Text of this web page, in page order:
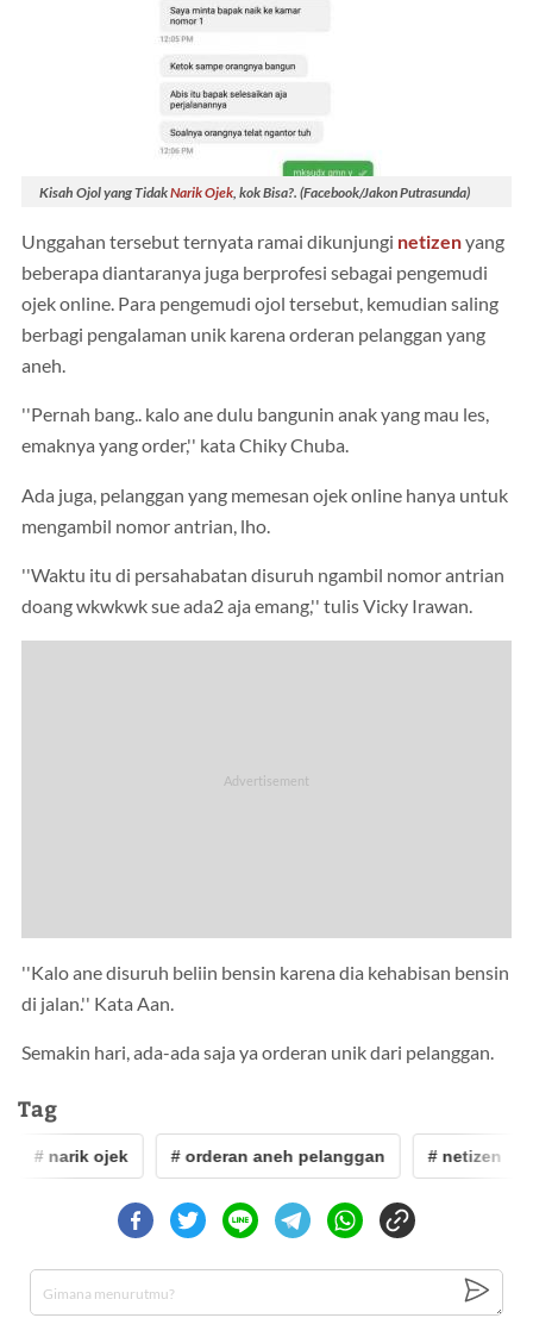
Kisah Ojol yang TidakNarik Ojek , kok Bisa?. (Facebook/Jakon Putrasunda)
Unggahan tersebut ternyata ramai dikunjungi netizenyang
beberapa diantaranya juga berprofesi sebagai pengemudi
ojek online. Para pengemudi ojol tersebut, kemudian saling
berbagi pengalaman unik karena orderan pelanggan yang
aneh.
''Pernah bang.. kalo ane dulu bangunin anak yang mau les,
emaknya yang order,'' kata Chiky Chuba.
Ada juga, pelanggan yang memesan ojek online hanya untuk
mengambil nomor antrian, lho.
''Waktu itu di persahabatan disuruh ngambil nomor antrian
doang wkwkwk sue ada2 aja emang,'' tulis Vicky Irawan.
''Kalo ane disuruh beliin bensin karena dia kehabisan bensin
di jalan.'' Kata Aan.
Semakin hari, ada-ada saja ya orderan unik dari pelanggan.
Tag
# narik ojek # orderan aneh pelanggan # netizen